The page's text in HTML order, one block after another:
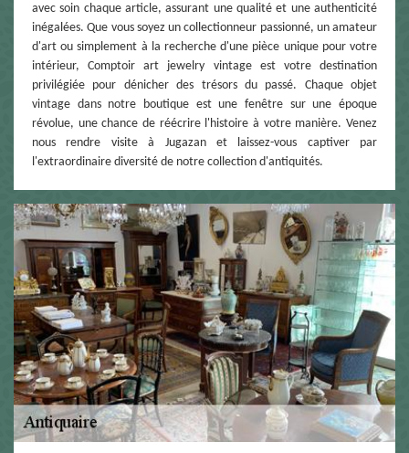
avec soin chaque article, assurant une qualité et une authenticité
inégalées. Que vous soyez un collectionneur passionné, un amateur
d'art ou simplement à la recherche d'une pièce unique pour votre
intérieur, Comptoir art jewelry vintage est votre destination
privilégiée pour dénicher des trésors du passé. Chaque objet
vintage dans notre boutique est une fenêtre sur une époque
révolue, une chance de réécrire l'histoire à votre manière. Venez
nous rendre visite à Jugazan et laissez-vous captiver par
l'extraordinaire diversité de notre collection d'antiquités.